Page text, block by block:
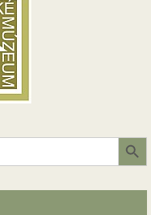
Search Button